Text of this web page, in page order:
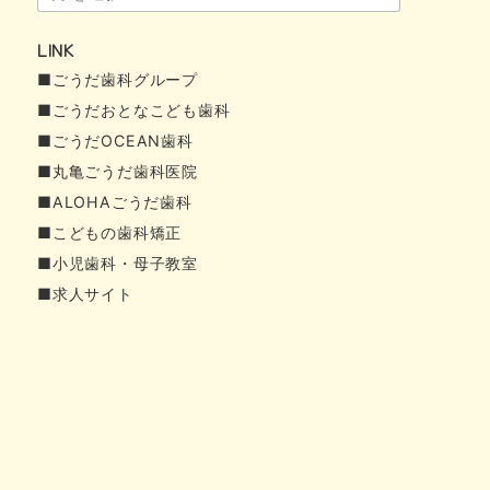
カ
イ
ブ
LINK
■ごうだ歯科グループ
■ごうだおとなこども歯科
■ごうだOCEAN歯科
■丸亀ごうだ歯科医院
■ALOHAごうだ歯科
■こどもの歯科矯正
■小児歯科・母子教室
■求人サイト